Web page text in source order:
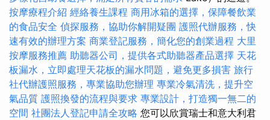
按摩療程介紹 經絡養生課程 商用冰箱的選擇，保障餐飲業
的食品安全 偵探服務，協助你解開疑團 護照代辦服務，快
速有效的辦理方案 商業登記服務，簡化您的創業過程 大里
按摩服務推薦 助聽器公司，提供各式助聽器產品選擇 天花
板漏水，立即處理天花板的漏水問題，避免更多損害 旅行
社代辦護照服務，專業協助您辦理 專業冷氣清洗，提升空
氣品質 護照換發的流程與要求 專業設計，打造獨一無二的
空間 社團法人登記申請全攻略 您可以欣賞瑞士和意大利君